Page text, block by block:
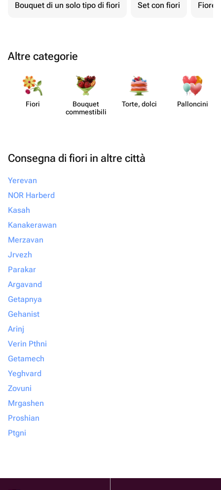
Bouquet di un solo tipo di fiori Set con fiori Fiore
Altre categorie
Fiori
Bouquet
commes​tibili
Torte, dolci Pall​oncini
Consegna di fiori in altre città
Yerevan
NOR Harberd
Kasah
Kanakerawan
Merzavan
Jrvezh
Parakar
Argavand
Getapnya
Gehanist
Arinj
Verin Pthni
Getamech
Yeghvard
Zovuni
Mrgashen
Proshian
Ptgni